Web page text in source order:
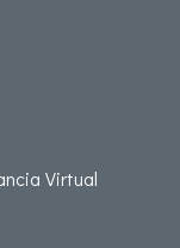
Virtual